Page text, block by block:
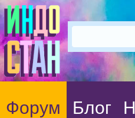
Форум Блог